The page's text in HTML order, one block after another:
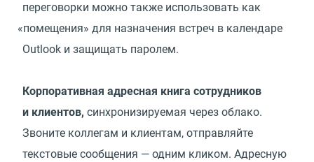
переговорки можно также использовать как
«помещения» для назначения встреч в календаре
Outlook и защищать паролем.
Корпоративная адресная книга сотрудников
и клиентов, синхронизируемая через облако.
Звоните коллегам и клиентам, отправляйте
текстовые сообщения — одним кликом. Адресную